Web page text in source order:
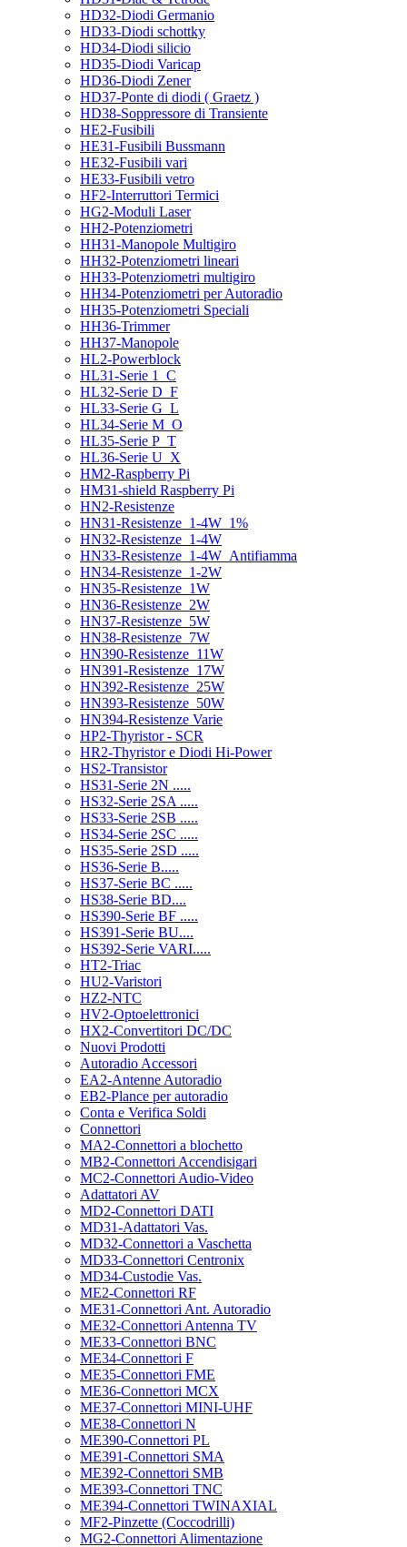
HD32-Diodi Germanio
HD33-Diodi schottky
HD34-Diodi silicio
HD35-Diodi Varicap
HD36-Diodi Zener
HD37-Ponte di diodi ( Graetz )
HD38-Soppressore di Transiente
HE2-Fusibili
HE31-Fusibili Bussmann
HE32-Fusibili vari
HE33-Fusibili vetro
HF2-Interruttori Termici
HG2-Moduli Laser
HH2-Potenziometri
HH31-Manopole Multigiro
HH32-Potenziometri lineari
HH33-Potenziometri multigiro
HH34-Potenziometri per Autoradio
HH35-Potenziometri Speciali
HH36-Trimmer
HH37-Manopole
HL2-Powerblock
HL31-Serie 1_C
HL32-Serie D_F
HL33-Serie G_L
HL34-Serie M_O
HL35-Serie P_T
HL36-Serie U_X
HM2-Raspberry Pi
HM31-shield Raspberry Pi
HN2-Resistenze
HN31-Resistenze_1-4W_1%
HN32-Resistenze_1-4W
HN33-Resistenze_1-4W_Antifiamma
HN34-Resistenze_1-2W
HN35-Resistenze_1W
HN36-Resistenze_2W
HN37-Resistenze_5W
HN38-Resistenze_7W
HN390-Resistenze_11W
HN391-Resistenze_17W
HN392-Resistenze_25W
HN393-Resistenze_50W
HN394-Resistenze Varie
HP2-Thyristor - SCR
HR2-Thyristor e Diodi Hi-Power
HS2-Transistor
HS31-Serie 2N .....
HS32-Serie 2SA .....
HS33-Serie 2SB .....
HS34-Serie 2SC .....
HS35-Serie 2SD .....
HS36-Serie B.....
HS37-Serie BC .....
HS38-Serie BD....
HS390-Serie BF .....
HS391-Serie BU....
HS392-Serie VARI.....
HT2-Triac
HU2-Varistori
HZ2-NTC
HV2-Optoelettronici
HX2-Convertitori DC/DC
Nuovi Prodotti
Autoradio Accessori
EA2-Antenne Autoradio
EB2-Plance per autoradio
Conta e Verifica Soldi
Connettori
MA2-Connettori a blochetto
MB2-Connettori Accendisigari
MC2-Connettori Audio-Video
Adattatori AV
MD2-Connettori DATI
MD31-Adattatori Vas.
MD32-Connettori a Vaschetta
MD33-Connettori Centronix
MD34-Custodie Vas.
ME2-Connettori RF
ME31-Connettori Ant. Autoradio
ME32-Connettori Antenna TV
ME33-Connettori BNC
ME34-Connettori F
ME35-Connettori FME
ME36-Connettori MCX
ME37-Connettori MINI-UHF
ME38-Connettori N
ME390-Connettori PL
ME391-Connettori SMA
ME392-Connettori SMB
ME393-Connettori TNC
ME394-Connettori TWINAXIAL
MF2-Pinzette (Coccodrilli)
MG2-Connettori Alimentazione